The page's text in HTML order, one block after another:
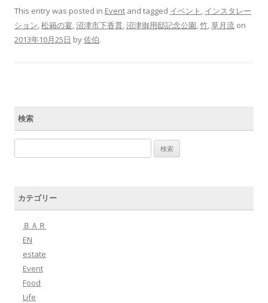
This entry was posted in Event and tagged イベント , インスタレー
ション,松籟の宴,沼津市下香貫,沼津御用邸記念公園,竹,草月流 on
2013年10月25日 by佐伯.
検索
カテゴリー
ＢＡＲ
EN
estate
Event
Food
Life